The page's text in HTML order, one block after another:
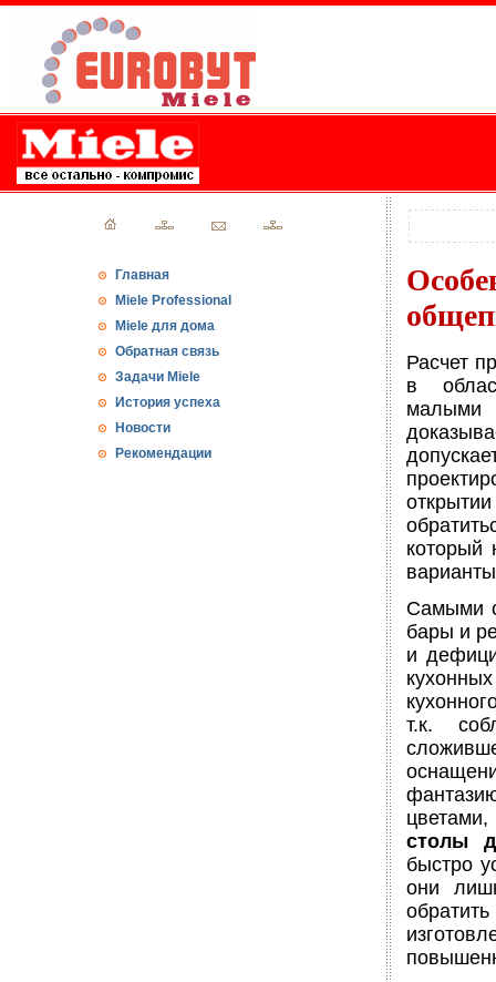
Главная
Miele Professional
Miele для дома
Обратная связь
Задачи Miele
История успеха
Новости
Рекомендации
Расчет
в
который
Самыми
бары и
и
т.к.
столы
быстро
они